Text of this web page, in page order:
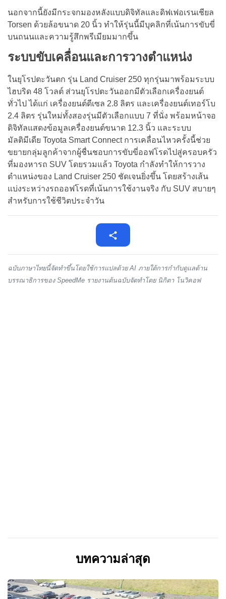
นอกจากนี้ยังมีกระจกมองหลังแบบดิจิทัลและดิฟเฟอเรนเชียล
Torsen ด้วยล้อขนาด 20 นิ้ว ทำให้รุ่นนี้มีบุคลิกที่เน้นการขับขี่
บนถนนและความรู้สึกพรีเมียมมากขึ้น
ระบบขับเคลื่อนและการวางตำแหน่ง
ในยุโรปตะวันตก รุ่น Land Cruiser 250 ทุกรุ่นมาพร้อมระบบ
ไฮบริด 48 โวลต์ ส่วนยุโรปตะวันออกมีตัวเลือกเครื่องยนต์
ทั่วไป ได้แก่ เครื่องยนต์ดีเซล 2.8 ลิตร และเครื่องยนต์เทอร์โบ
2.4 ลิตร รุ่นใหม่ทั้งสองรุ่นมีตัวเลือกแบบ 7 ที่นั่ง พร้อมหน้าจอ
ดิจิทัลแสดงข้อมูลเครื่องยนต์ขนาด 12.3 นิ้ว และระบบ
มัลติมีเดีย Toyota Smart Connect การเคลื่อนไหวครั้งนี้ช่วย
ขยายกลุ่มลูกค้าจากผู้ชื่นชอบการขับขี่ออฟโรดไปสู่ครอบครัว
ที่มองหารถ SUV โดยรวมแล้ว Toyota กำลังทำให้การวาง
ตำแหน่งของ Land Cruiser 250 ชัดเจนยิ่งขึ้น โดยสร้างเส้น
แบ่งระหว่างรถออฟโรดที่เน้นการใช้งานจริง กับ SUV สบายๆ
สำหรับการใช้ชีวิตประจำวัน
ฉบับภาษาไทยนี้จัดทำขึ้นโดยใช้การแปลด้วย AI ภายใต้การกำกับดูแลด้าน
บรรณาธิการของ SpeedMe รายงานต้นฉบับจัดทำโดย นิกิตา โนวิคอฟ
บทความล่าสุด